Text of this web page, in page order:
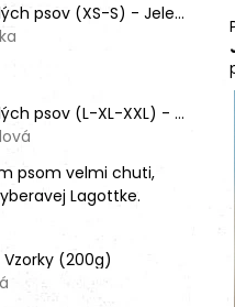
Granule pre dospelých psov (XS-S) - Jeleň lesný (SENSITIVE) 9kg
je 5 z 5 hviezdičiek.
Granule pre dospelých psov (L-XL-XXL) - Mix rôznych príchutí (3ks)
je 5 z 5 hviezdičiek.
psom velmi chuti,
Lagottke.
(200g)
je 4 z 5 hviezdičiek.